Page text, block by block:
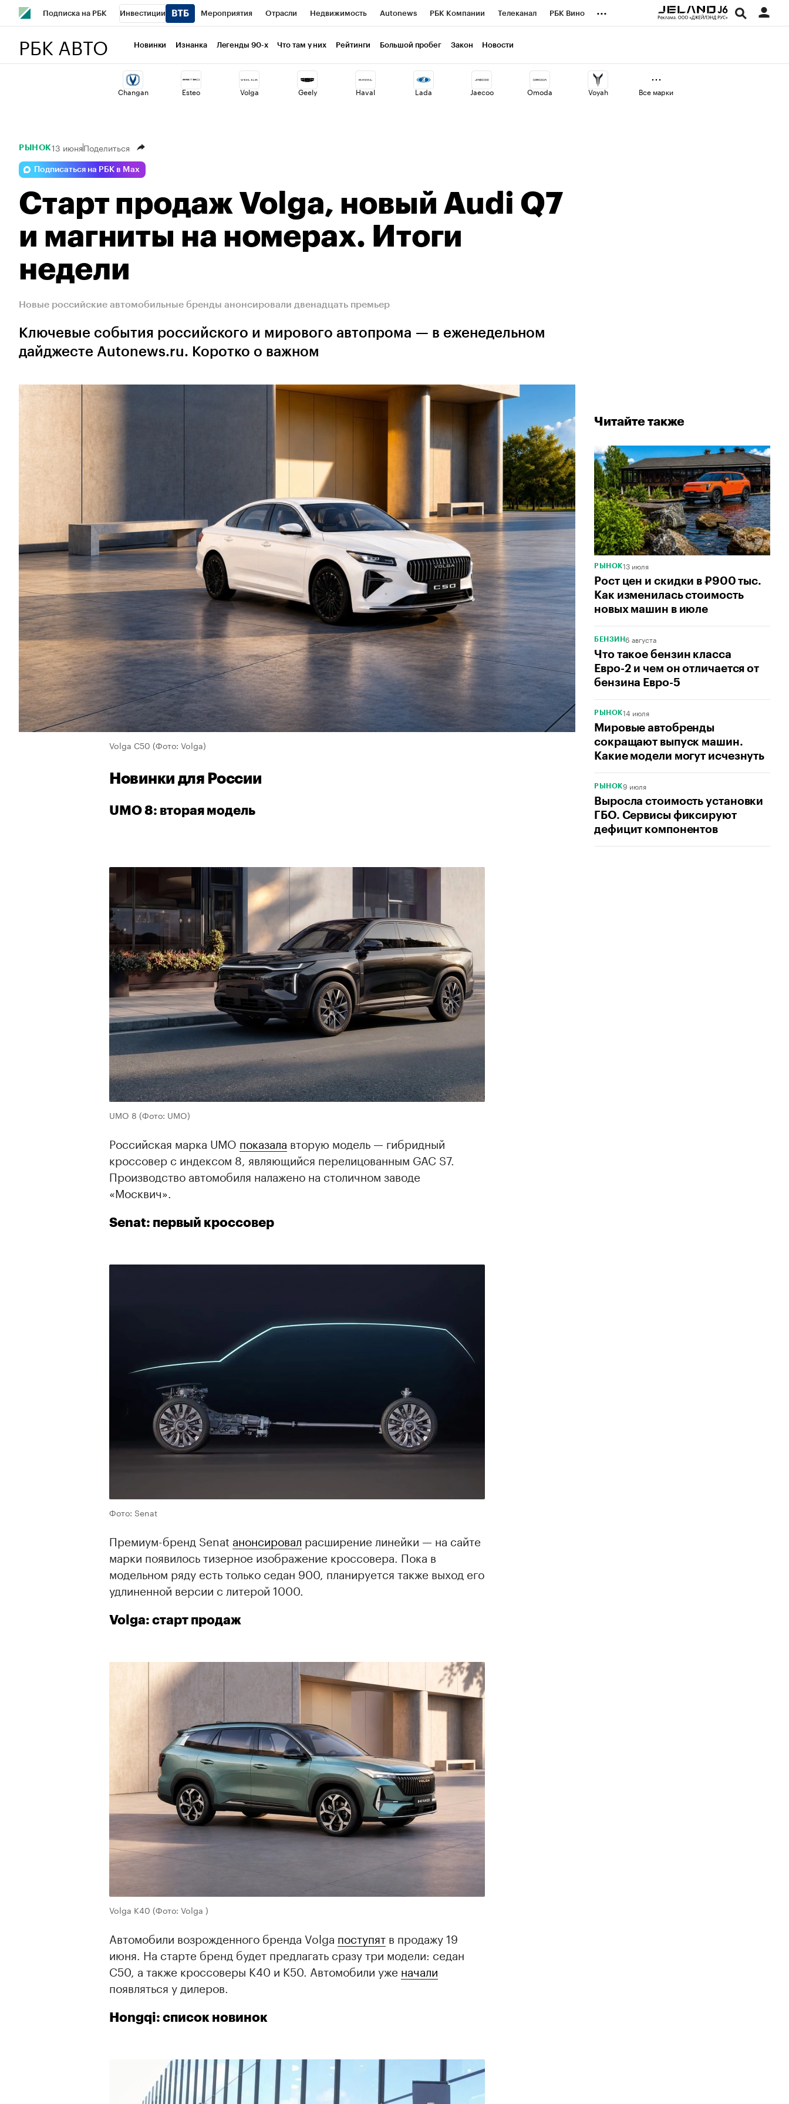
Подписка на РБК Инвестиции Мероприятия Отрасли Недвижимость Autonews РБК Компании Телеканал РБК Вино
Визионеры
Стиль Крипто РБК Бизнес-среда Дискуссионный клуб Исследования Кредитные рейтинги Франшизы Газета
Конференции СПб Спецпроекты Проверка контрагентов Экономика Бизнес
...
РБК АВТО Новинки Изнанка Легенды 90-х Что там у них Рейтинги Большой пробег Закон Новости
Changan Esteo Volga Geely Haval Lada Jaecoo Omoda Voyah Все марки
Читайте также
РЫНОК13 июля
Рост цен и скидки в ₽900 тыс.
Как изменилась стоимость
новых машин в июле
БЕНЗИН6 августа
Что такое бензин класса
Евро-2 и чем он отличается от
бензина Евро-5
РЫНОК14 июля
Мировые автобренды
сокращают выпуск машин.
Какие модели могут исчезнуть
РЫНОК9 июля
Выросла стоимость установки
ГБО. Сервисы фиксируют
дефицит компонентов
РЫНОК13 июняПоделиться
Подписаться на РБК в Max
Старт продаж Volga, новый Audi Q7
и магниты на номерах. Итоги
недели
Новые российские автомобильные бренды анонсировали двенадцать премьер
Ключевые события российского и мирового автопрома — в еженедельном
дайджесте Autonews.ru. Коротко о важном
Volga C50 (Фото: Volga)
Новинки для России
UMO 8: вторая модель
00:00
UMO 8 (Фото: UMO)
Российская марка UMO показала вторую модель — гибридный
кроссовер с индексом 8, являющийся перелицованным GAC S7.
Производство автомобиля налажено на столичном заводе
«Москвич».
Senat: первый кроссовер
Фото: Senat
Премиум-бренд Senat анонсировал расширение линейки — на сайте
марки появилось тизерное изображение кроссовера. Пока в
модельном ряду есть только седан 900, планируется также выход его
удлиненной версии с литерой 1000.
Volga: старт продаж
Volga K40 (Фото: Volga )
Автомобили возрожденного бренда Volga поступят в продажу 19
июня. На старте бренд будет предлагать сразу три модели: седан
C50, а также кроссоверы K40 и K50. Автомобили уже начали
появляться у дилеров.
Hongqi: список новинок